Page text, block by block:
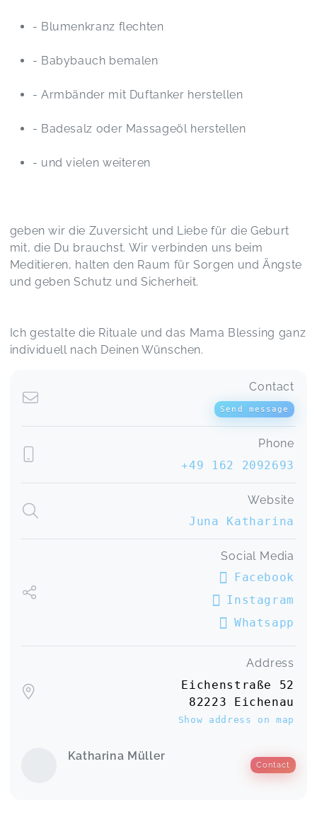
- Blumenkranz flechten
- Babybauch bemalen
- Armbänder mit Duftanker herstellen
- Badesalz oder Massageöl herstellen
- und vielen weiteren
geben wir die Zuversicht und Liebe für die Geburt
mit, die Du brauchst. Wir verbinden uns beim
Meditieren, halten den Raum für Sorgen und Ängste
und geben Schutz und Sicherheit.
Ich gestalte die Rituale und das Mama Blessing ganz
individuell nach Deinen Wünschen.
Contact
Send message
Phone
+49 162 2092693
Website
Juna Katharina
Social Media
Facebook
Instagram
Whatsapp
Address
Eichenstraße 52
82223 Eichenau
Show address on map
Katharina Müller
Contact